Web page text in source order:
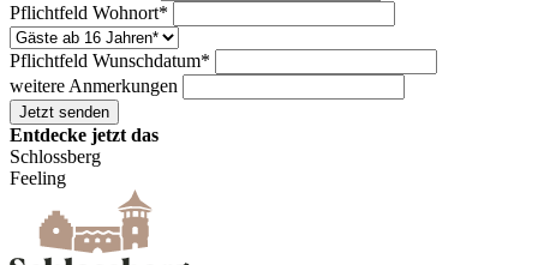
Pflichtfeld Wohnort*
Pflichtfeld Wunschdatum*
weitere Anmerkungen
Jetzt senden
Entdecke jetzt das
Schlossberg
Feeling